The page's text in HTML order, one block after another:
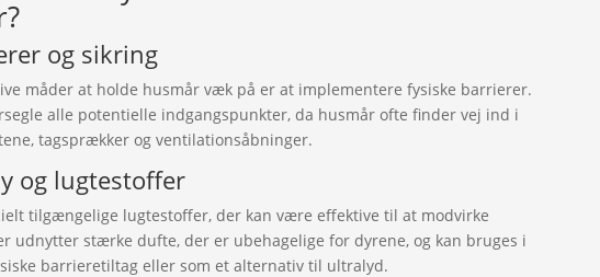
og sikring
måder at holde husmår væk på er at implementere fysiske barrierer.
alle potentielle indgangspunkter, da husmår ofte finder vej ind i
tagsprækker og ventilationsåbninger.
og lugtestoffer
tilgængelige lugtestoffer, der kan være effektive til at modvirke
udnytter stærke dufte, der er ubehagelige for dyrene, og kan bruges i
barrieretiltag eller som et alternativ til ultralyd.